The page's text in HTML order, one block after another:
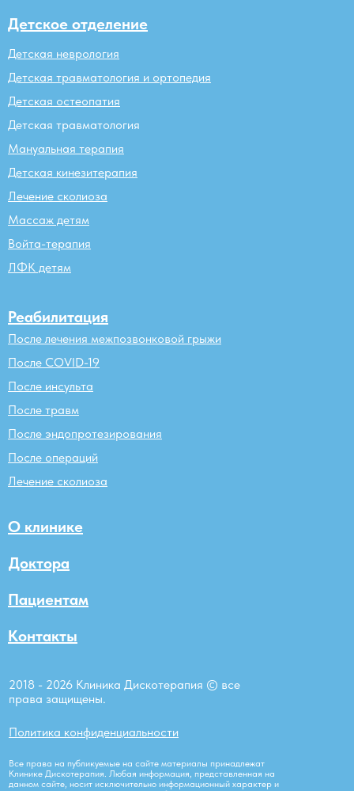
2018 - 2026 Клиника Дискотерапия © все
права защищены.
Все права на публикуемые на сайте материалы принадлежат
Клинике Дискотерапия. Любая информация, представленная на
данном сайте, носит исключительно информационный характер и
Политика конфиденциальности
Доктора
О клинике
Пациентам
Контакты
Детское отделение
Детская неврология
Детская травматология и ортопедия
Детская остеопатия
Детская травматология
Мануальная терапия
Детская кинезитерапия
Лечение сколиоза
Массаж детям
Войта-терапия
ЛФК детям
Реабилитация
После лечения межпозвонковой грыжи
После COVID-19
После инсульта
После травм
После эндопротезирования
После операций
Лечение сколиоза